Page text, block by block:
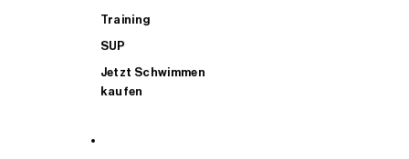
Training
SUP
Jetzt Schwimmen
kaufen